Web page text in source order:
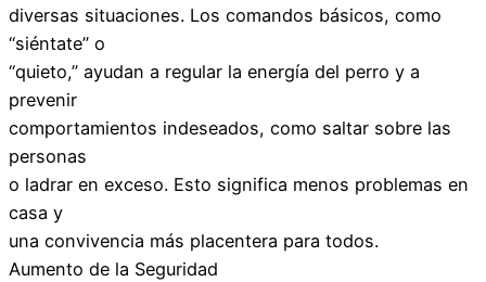
diversas situaciones. Los comandos básicos, como
“siéntate” o
“quieto,” ayudan a regular la energía del perro y a
prevenir
comportamientos indeseados, como saltar sobre las
personas
o ladrar en exceso. Esto significa menos problemas en
casa y
una convivencia más placentera para todos.
Aumento de la Seguridad